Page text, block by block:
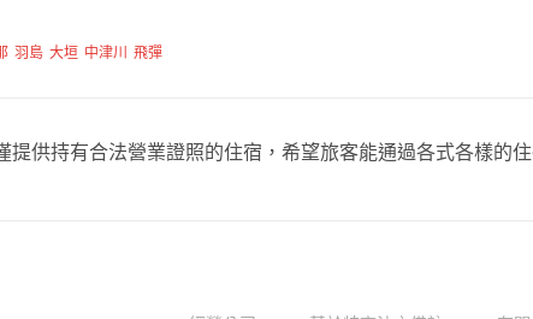
羽島 大垣 中津川 飛彈
提供持有合法營業證照的住宿，希望旅客能通過各式各樣的